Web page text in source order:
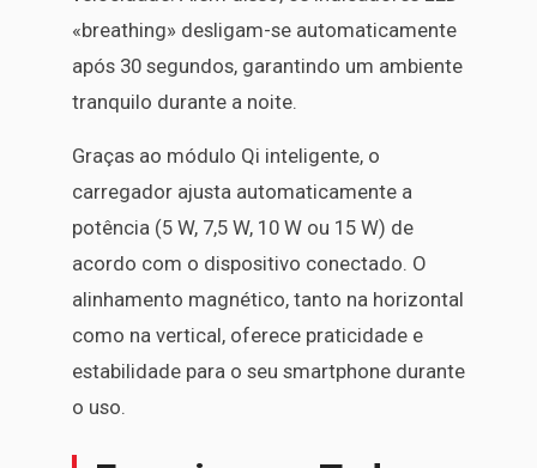
«breathing» desligam-se automaticamente
após 30 segundos, garantindo um ambiente
tranquilo durante a noite.
Graças ao módulo Qi inteligente, o
carregador ajusta automaticamente a
potência (5 W, 7,5 W, 10 W ou 15 W) de
acordo com o dispositivo conectado. O
alinhamento magnético, tanto na horizontal
como na vertical, oferece praticidade e
estabilidade para o seu smartphone durante
o uso.